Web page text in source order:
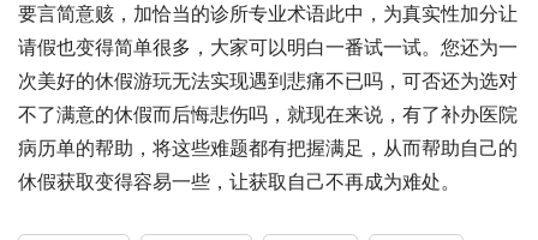
要言简意赅，加恰当的诊所专业术语此中，为真实性加分让
请假也变得简单很多，大家可以明白一番试一试。您还为一
次美好的休假游玩无法实现遇到悲痛不已吗，可否还为选对
不了满意的休假而后悔悲伤吗，就现在来说，有了补办医院
病历单的帮助，将这些难题都有把握满足，从而帮助自己的
休假获取变得容易一些，让获取自己不再成为难处。